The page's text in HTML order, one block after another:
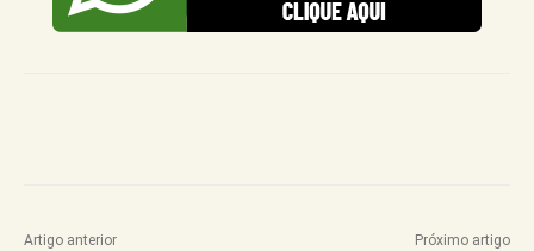
Artigo anterior Próximo artigo